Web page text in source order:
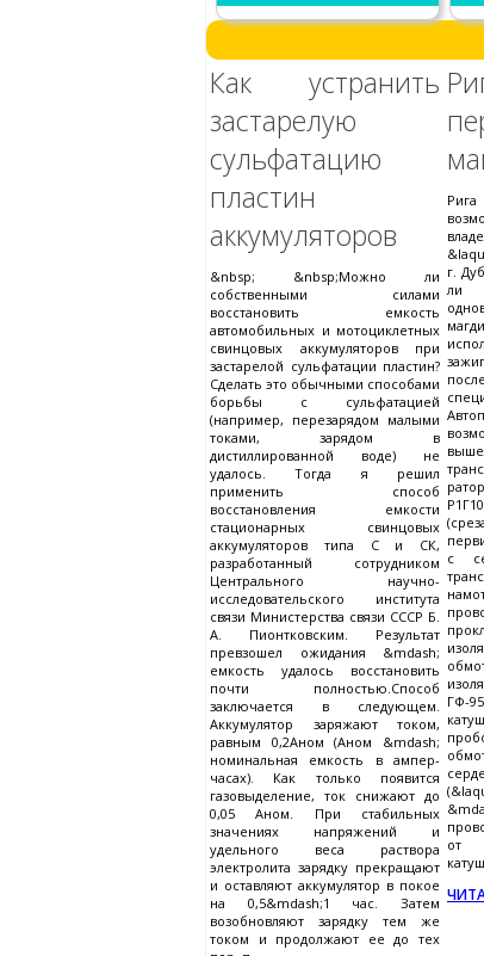
Как устранить
застарелую
сульфатацию
пластин
аккумуляторов
&nbsp; &nbsp;Можно ли
собственными силами
восстановить емкость
автомобильных и мотоциклетных
свинцовых аккумуляторов при
застарелой сульфатации пластин?
Сделать это обычными способами
борьбы с сульфатацией
(например, перезарядом малыми
токами, зарядом в
дистиллированной воде) не
удалось. Тогда я решил
применить способ
восстановления емкости
стационарных свинцовых
аккумуляторов типа С и СК,
разработанный сотрудником
Центрального научно-
исследовательского института
связи Министерства связи СССР Б.
А. Пионтковским. Результат
превзошел ожидания &mdash;
емкость удалось восстановить
почти полностью.Способ
заключается в следующем.
Аккумулятор заряжают током,
равным 0,2Аном (Аном &mdash;
номинальная емкость в ампер-
часах). Как только появится
газовыделение, ток снижают до
0,05 Аном. При стабильных
значениях напряжений и
удельного веса раствора
электролита зарядку прекращают
и оставляют аккумулятор в покое
на 0,5&mdash;1 час. Затем
возобновляют зарядку тем же
током и продолжают ее до тех
г.
ли
с
ГФ-
от